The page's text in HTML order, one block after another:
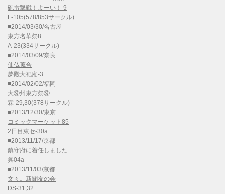
砲雷撃戦！よーい！ 9
F-105(578/853サークル)
■2014/03/30/名古屋
東方名華祭8
A-23(334サークル)
■2014/03/09/奈良
仙仏蒐合
夢殿大祀廟-3
■2014/02/02/福岡
大⑨州東方祭⑨
霖-29,30(378サークル)
■2013/12/30/東京
コミックマーケット85
2日目東セ-30a
■2013/11/17/京都
鎮守府に着任しました
呉04a
■2013/11/03/京都
文々。新聞友の会
DS-31,32